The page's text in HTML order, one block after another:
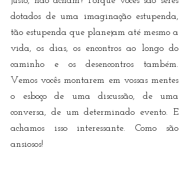
dotados de uma imaginação estupenda,
tão estupenda que planejam até mesmo a
vida, os dias, os encontros ao longo do
caminho e os desencontros também.
Vemos vocês montarem em vossas mentes
o esboço de uma discussão, de uma
conversa, de um determinado evento. E
achamos isso interessante. Como são
ansiosos!